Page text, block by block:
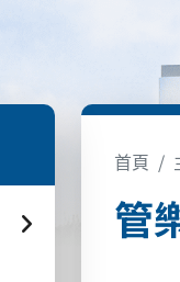
首頁
管